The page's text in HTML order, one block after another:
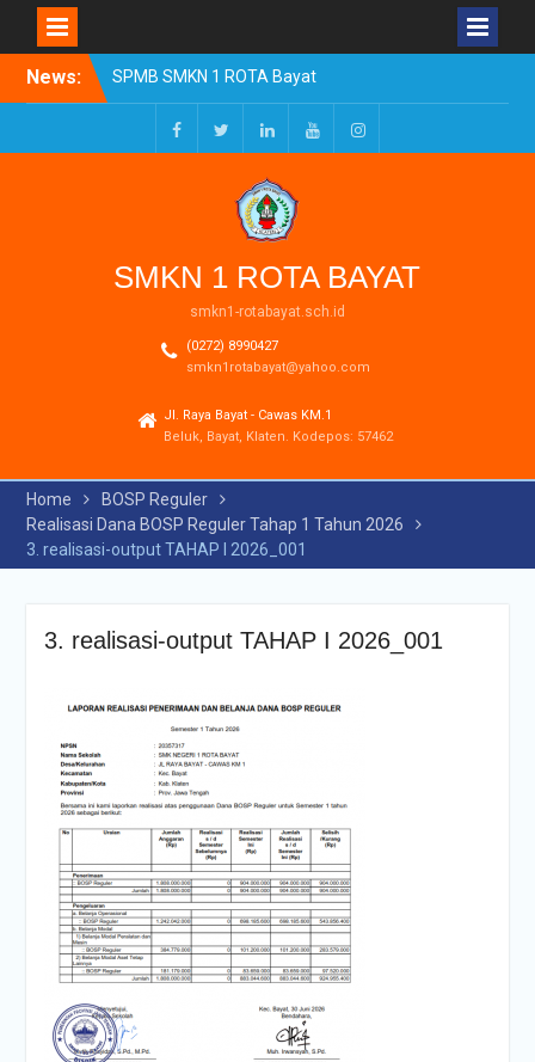
News:
SPMB SMKN 1 ROTA Bayat
Tahun Ajaran 2026/2027
Resmi Dibuka
Pengumuman Kelulusan
Tahun Ajaran 2025-2026
Realisasi Dana BOSP
Reguler Tahap 1 Tahun
FacebookTwitterLinkedInYoutubeInstagram
SMKN 1 ROTA BAYAT
smkn1-rotabayat.sch.id
(0272) 8990427
smkn1rotabayat@yahoo.com
Jl. Raya Bayat - Cawas KM.1
Beluk, Bayat, Klaten. Kodepos: 57462
Home
BOSP Reguler
Realisasi Dana BOSP Reguler Tahap 1 Tahun 2026
3. realisasi-output TAHAP I 2026_001
3. realisasi-output TAHAP I 2026_001